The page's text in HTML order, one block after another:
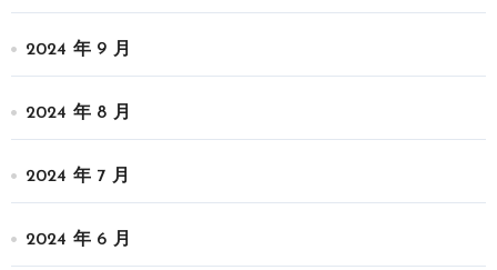
2024 年 9 月
2024 年 8 月
2024 年 7 月
2024 年 6 月